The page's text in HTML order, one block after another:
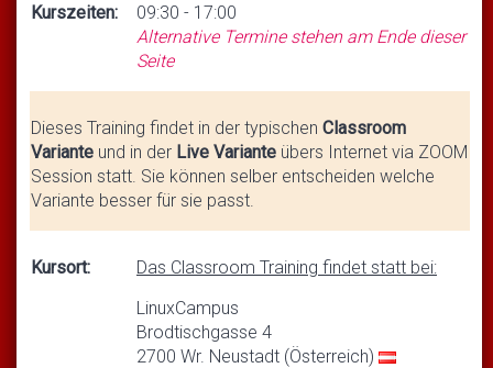
Kurszeiten:
09:30 - 17:00
Alternative Termine stehen am Ende dieser
Seite
Dieses Training findet in der typischen Classroom
Variante und in der Live Variante übers Internet via ZOOM
Session statt. Sie können selber entscheiden welche
Variante besser für sie passt.
Kursort:
Das Classroom Training findet statt bei:
LinuxCampus
Brodtischgasse 4
2700 Wr. Neustadt (Österreich)